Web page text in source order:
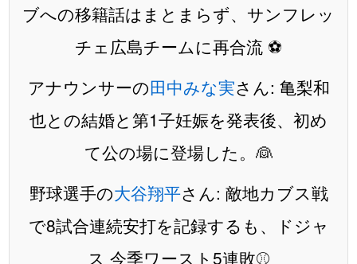
ブへの移籍話はまとまらず、サンフレッ
チェ広島チームに再合流 ⚽️
アナウンサーの田中みな実さん: 亀梨和
也との結婚と第1子妊娠を発表後、初め
て公の場に登場した。👰
野球選手の大谷翔平さん: 敵地カブス戦
で8試合連続安打を記録するも、ドジャ
ス 今季ワースト5連敗⚾️